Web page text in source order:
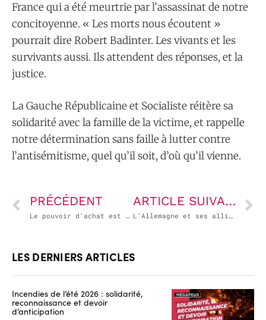
France qui a été meurtrie par l’assassinat de notre
concitoyenne. « Les morts nous écoutent »
pourrait dire Robert Badinter. Les vivants et les
survivants aussi. Ils attendent des réponses, et la
justice.
La Gauche Républicaine et Socialiste réitère sa
solidarité avec la famille de la victime, et rappelle
notre détermination sans faille à lutter contre
l’antisémitisme, quel qu’il soit, d’où qu’il vienne.
PRÉCÉDENT
Le pouvoir d’achat est d’abord une affaire de pouvoir
ARTICLE SUIVANT
L’Allemagne et ses alliés refusent de réformer le marché européen de l’électricité au mépris des consommateurs
LES DERNIERS ARTICLES
Incendies de l’été 2026 : solidarité,
reconnaissance et devoir
d’anticipation